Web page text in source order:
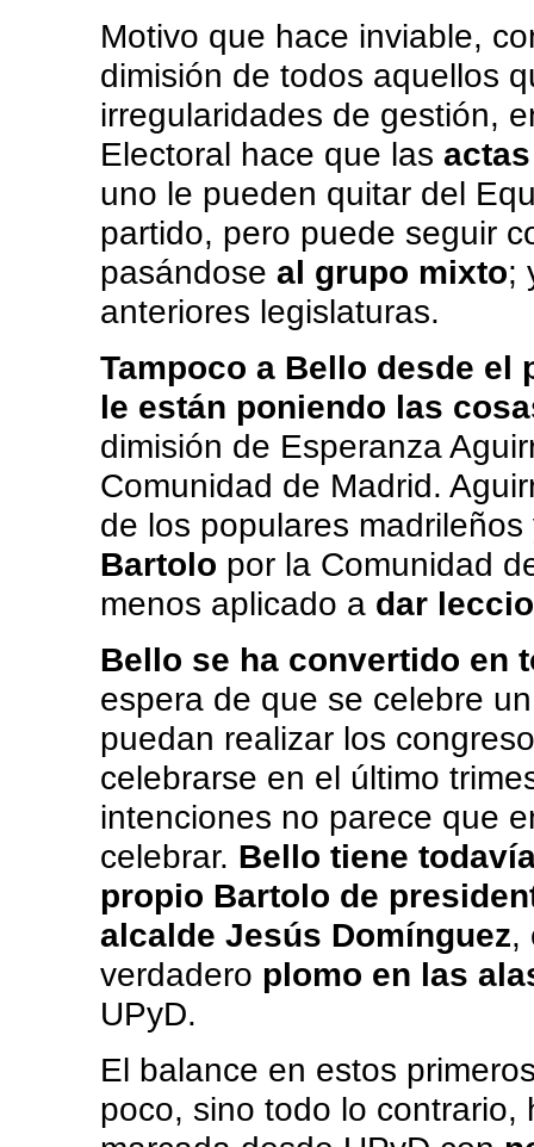
Motivo que hace inviable,
dimisión de todos aquellos
irregularidades de gestión,
Electoral hace que las
uno le pueden quitar del
partido, pero puede seguir
pasándose al grupo mixto;
anteriores legislaturas.
Tampoco a Bello desde el
le están poniendo las
dimisión de Esperanza
Comunidad de Madrid.
de los populares
Bartolo por la Comunidad
menos aplicado a dar
Bello se ha convertido en
espera de que se celebre
puedan realizar los
celebrarse en el último
intenciones no parece que
celebrar. Bello tiene
propio Bartolo de
alcalde Jesús Domínguez,
verdadero plomo en las
UPyD.
El balance en estos
poco, sino todo lo